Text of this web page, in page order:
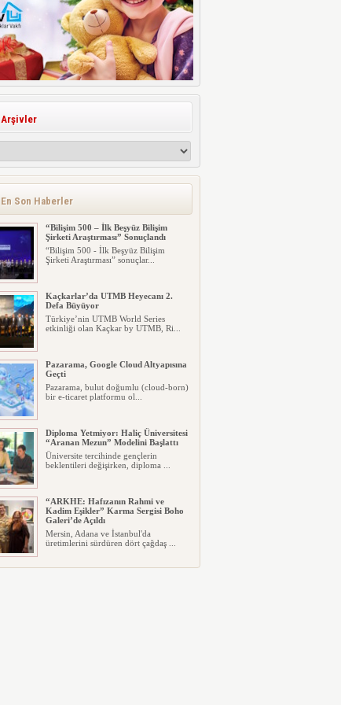
Arşivler
En Son Haberler
“Bilişim 500 – İlk Beşyüz Bilişim
Şirketi Araştırması” Sonuçlandı
“Bilişim 500 - İlk Beşyüz Bilişim
Şirketi Araştırması” sonuçlar...
Kaçkarlar’da UTMB Heyecanı 2.
Defa Büyüyor
Türkiye’nin UTMB World Series
etkinliği olan Kaçkar by UTMB, Ri...
Pazarama, Google Cloud Altyapısına
Geçti
Pazarama, bulut doğumlu (cloud-born)
bir e-ticaret platformu ol...
Diploma Yetmiyor: Haliç Üniversitesi
“Aranan Mezun” Modelini Başlattı
Üniversite tercihinde gençlerin
beklentileri değişirken, diploma ...
“ARKHE: Hafızanın Rahmi ve
Kadim Eşikler” Karma Sergisi Boho
Galeri’de Açıldı
Mersin, Adana ve İstanbul'da
üretimlerini sürdüren dört çağdaş ...
Fujifilm, Şipşak Fotoğraf Makinesi